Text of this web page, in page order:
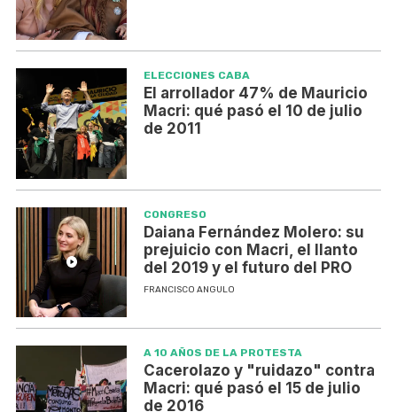
ELECCIONES CABA
El arrollador 47% de Mauricio
Macri: qué pasó el 10 de julio
de 2011
CONGRESO
Daiana Fernández Molero: su
prejuicio con Macri, el llanto
del 2019 y el futuro del PRO
FRANCISCO ANGULO
A 10 AÑOS DE LA PROTESTA
Cacerolazo y "ruidazo" contra
Macri: qué pasó el 15 de julio
de 2016